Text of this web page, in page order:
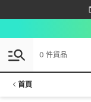
0 件貨品
首頁